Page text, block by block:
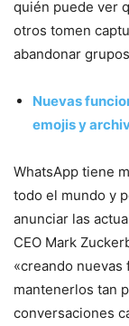
quién puede ver
otros tomen
abandonar
Nuevas
emojis y
WhatsApp tiene
todo el mundo y
anunciar las
CEO Mark
«creando
mantenerlos tan
conversaciones